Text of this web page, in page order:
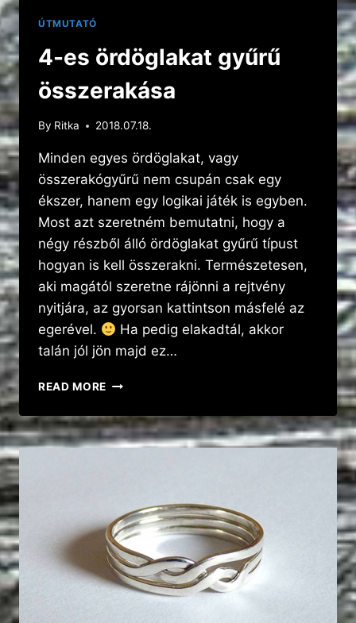
ÚTMUTATÓ
4-es ördöglakat gyűrű
összerakása
By Ritka 2018.07.18.
Minden egyes ördöglakat, vagy
összerakógyűrű nem csupán csak egy
ékszer, hanem egy logikai játék is egyben.
Most azt szeretném bemutatni, hogy a
négy részből álló ördöglakat gyűrű típust
hogyan is kell összerakni. Természetesen,
aki magától szeretne rájönni a rejtvény
nyitjára, az gyorsan kattintson másfelé az
egerével.
Ha pedig elakadtál, akkor
talán jól jön majd ez…
READ MORE
ÖRDÖGLAKAT
GYŰRŰ
ÖSSZERAKÁSA